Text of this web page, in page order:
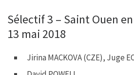
Sélectif 3 – Saint Ouen
13 mai 2018
Jirina MACKOVA (CZE), Juge